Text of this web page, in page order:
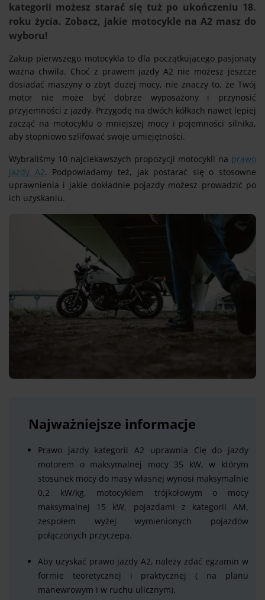
kategorii możesz starać się tuż po ukończeniu 18.
roku życia. Zobacz, jakie motocykle na A2 masz do
wyboru!
Zakup pierwszego motocykla to dla początkującego pasjonaty
ważna chwila. Choć z prawem jazdy A2 nie możesz jeszcze
dosiadać maszyny o zbyt dużej mocy, nie znaczy to, że Twój
motor nie może być dobrze wyposażony i przynosić
przyjemności z jazdy. Przygodę na dwóch kółkach nawet lepiej
zacząć na motocyklu o mniejszej mocy i pojemności silnika,
aby stopniowo szlifować swoje umiejętności.
Wybraliśmy 10 najciekawszych propozycji motocykli na prawo
jazdy A2. Podpowiadamy też, jak postarać się o stosowne
uprawnienia i jakie dokładnie pojazdy możesz prowadzić po
ich uzyskaniu.
Najważniejsze informacje
Prawo jazdy kategorii A2 uprawnia Cię do jazdy
motorem o maksymalnej mocy 35 kW, w którym
stosunek mocy do masy własnej wynosi maksymalnie
0,2 kW/kg, motocyklem trójkołowym o mocy
maksymalnej 15 kW, pojazdami z kategorii AM,
zespołem wyżej wymienionych pojazdów
połączonych przyczepą.
Aby uzyskać prawo jazdy A2, należy zdać egzamin w
formie teoretycznej i praktycznej ( na planu
manewrowym i w ruchu ulicznym).